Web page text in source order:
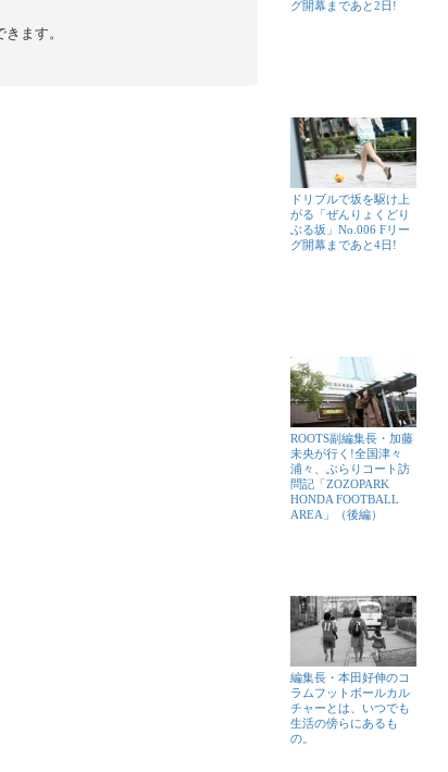
ます。
グ開幕まであと2日!
ドリブルで坂を駆け上
がる「ぜんりょくどり
ぶる坂」No.006 Fリー
グ開幕まであと4日!
ROOTS副編集長・加藤
未央が行く!全国津々
浦々、ぶらりコート訪
問記「ZOZOPARK
HONDA FOOTBALL
AREA」（後編）
編集長・本田好伸のコ
ラムフットボールカル
チャーとは、いつでも
生活の傍らにあるも
の。